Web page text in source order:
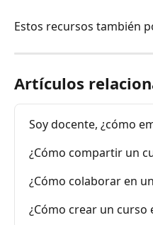
Estos recursos también
Artículos
Soy docente, ¿cómo
¿Cómo compartir un
¿Cómo colaborar en
¿Cómo crear un curso